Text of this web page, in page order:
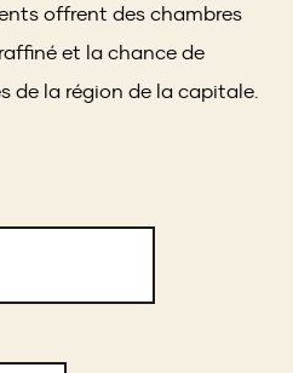
offrent des chambres
et la chance de
de la région de la capitale.